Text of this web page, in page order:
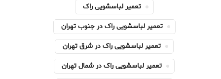
تعمیر لباسشویی راک
تعمیر لباسشویی راک در جنوب تهران
تعمیر لباسشویی راک در شرق تهران
تعمیر لباسشویی راک در شمال تهران